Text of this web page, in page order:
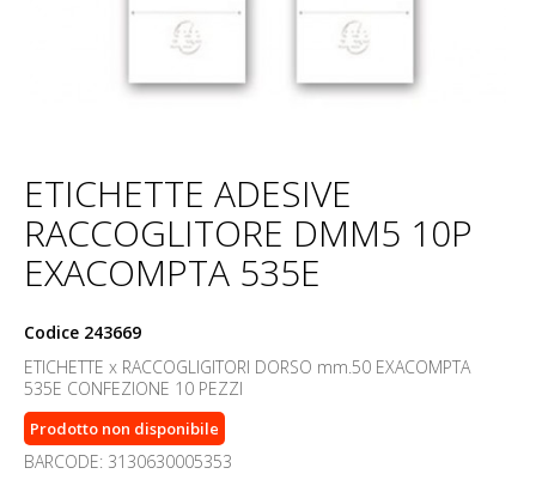
ETICHETTE ADESIVE
RACCOGLITORE DMM5 10P
EXACOMPTA 535E
Codice 243669
ETICHETTE x RACCOGLIGITORI DORSO mm.50 EXACOMPTA
535E CONFEZIONE 10 PEZZI
Prodotto non disponibile
BARCODE: 3130630005353